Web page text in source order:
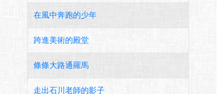
在風中奔跑的少年
跨進美術的殿堂
條條大路通羅馬
走出石川老師的影子